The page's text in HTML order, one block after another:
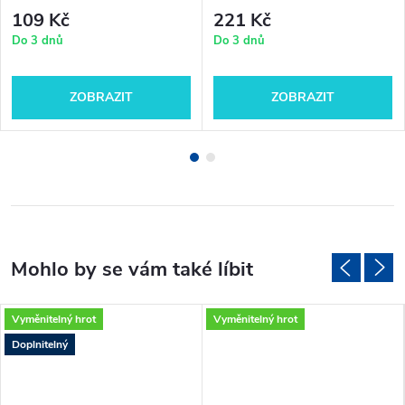
109 Kč
Do 3 dnů
ZOBRAZIT
221 Kč
Do 3 dnů
ZOBRAZIT
Vyměnitelný hrot
Doplnitelný
Vyměnitelný hrot